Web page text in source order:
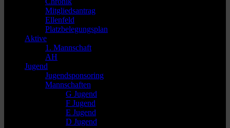
Mitgliedsantrag
Ellenfeld
Platzbelegungsplan
Aktive
1. Mannschaft
AH
Jugend
Jugendsponsoring
Mannschaften
G Jugend
F Jugend
E Jugend
D Jugend